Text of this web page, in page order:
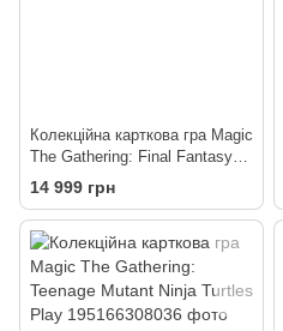
Колекційна карткова гра Magic
The Gathering: Final Fantasy
Play Booster Box
14 999 грн